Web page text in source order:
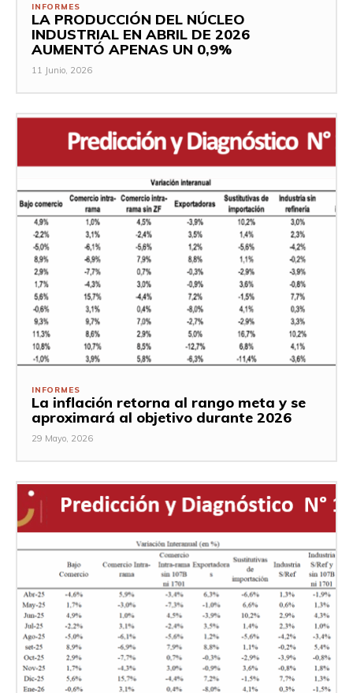
INFORMES
LA PRODUCCIÓN DEL NÚCLEO
INDUSTRIAL EN ABRIL DE 2026
AUMENTÓ APENAS UN 0,9%
11 Junio, 2026
INFORMES
La inflación retorna al rango meta y se
aproximará al objetivo durante 2026
29 Mayo, 2026